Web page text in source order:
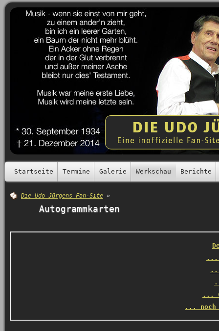
Startseite Termine Galerie Werkschau Berichte
Die Udo Jürgens Fan-Site »
Autogrammkarten
...
...
... noch